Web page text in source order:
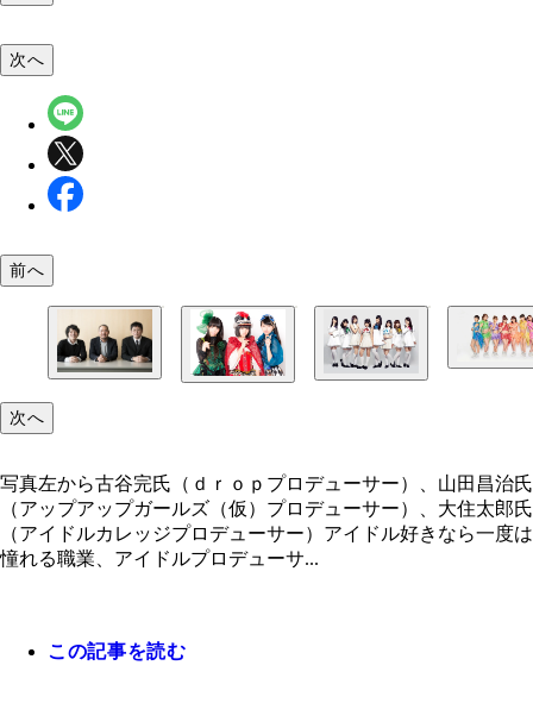
次へ
前へ
次へ
写真左から古谷完氏（ｄｒｏｐプロデューサー）、山田昌治氏
（アップアップガールズ（仮）プロデューサー）、大住太郎氏
（アイドルカレッジプロデューサー）アイドル好きなら一度は
憧れる職業、アイドルプロデューサ...
この記事を読む